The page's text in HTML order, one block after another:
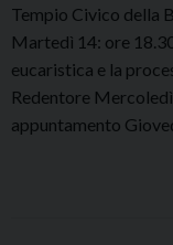
Tempio Civico della
Martedì 14: ore
eucaristica e la
Redentore
appuntamento